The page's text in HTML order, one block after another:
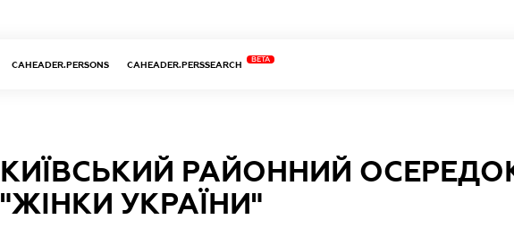
CAHEADER.PERSONS CAHEADER.PERSSEARCH
BETA
КИЇВСЬКИЙ РАЙОННИЙ ОСЕРЕДОК
"ЖІНКИ УКРАЇНИ"